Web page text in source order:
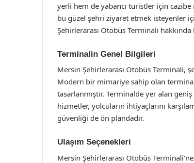
yerli hem de yabancı turistler için
bu güzel şehri ziyaret etmek isteyenler
Şehirlerarası Otobüs Terminali
Terminalin Genel Bilgileri
Mersin Şehirlerarası Otobüs Terminali,
Modern bir mimariye sahip olan
tasarlanmıştır. Terminalde yer alan
hizmetler, yolcuların ihtiyaçlarını
güvenliği de ön plandadır.
Ulaşım Seçenekleri
Mersin Şehirlerarası Otobüs